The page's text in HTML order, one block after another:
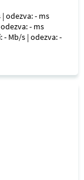
odezva: - ms
- ms
- Mb/s | odezva: -